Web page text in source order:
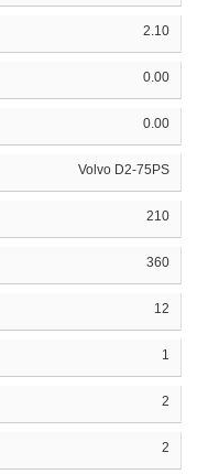
2.10
0.00
0.00
Volvo D2-75PS
210
360
12
1
2
2